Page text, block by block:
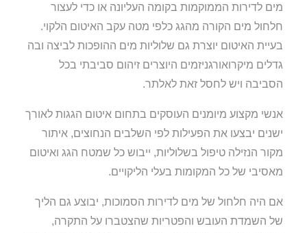
מים לדירות הממוקמות בקומה העליונה או כדי לעצור
חלחול מים הקורה מהגג כלפי מטה עקב האיטום הלקוי.
בעיית האיטום יוצרת גם שלוליות מים ההופכות לביצה ובה
גדלים מיקרואורגניזמים היוצרים זיהום סביבתי בכל
הסביבה ויש לחסל זאת לאלתר.
אנשי מקצוע מיומנים העוסקים בתחום איטום הגגות לאורך
ישנים יבצעו את הפעילות לפי השלבים הנחוצים, איתור
מקור הנזילה טיפול בשלוליות, ייבוש כל שמטח הגג ואיטום
מאסיבי של כל המקומות בעלי הליקויים.
אם היה חלחול של מים לדירות הסמוכות, יבוצע גם הליך
של השמדת העובש והפטריות שהצטברו על התקרה,